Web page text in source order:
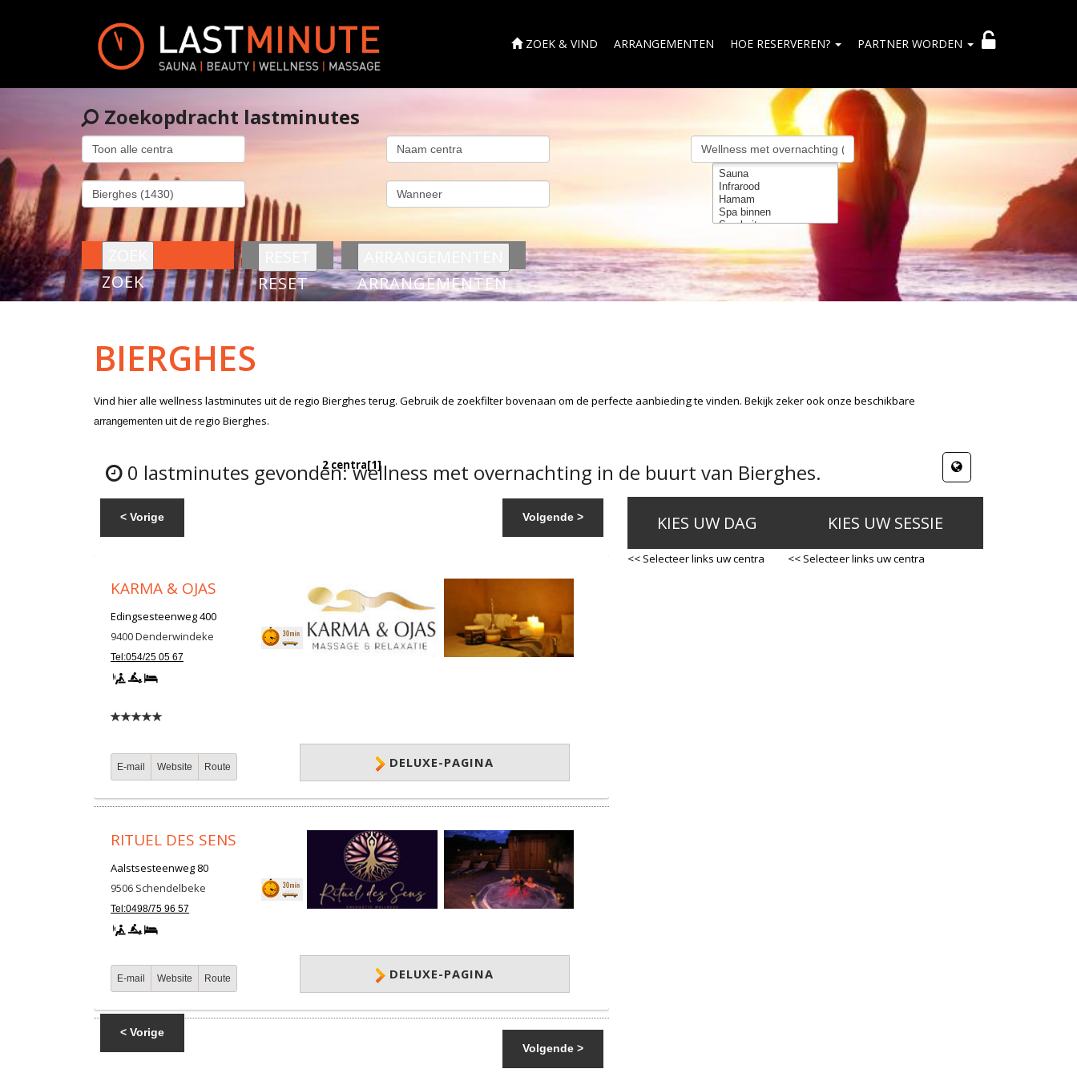
ZOEK & VIND ARRANGEMENTEN HOE RESERVEREN? PARTNER WORDEN
Zoekopdracht lastminutes
ZOEK RESET ARRANGEMENTEN
BIERGHES
Vind hier alle wellness lastminutes uit de regio Bierghesterug. Gebruik de zoekfilter bovenaan om de perfecte aanbieding te vinden. Bekijk zeker ook onze beschikbare
arrangementen uit de regio Bierghes.
0 lastminutes gevonden: wellness met overnachting in de buurt van Bierghes.
< Vorige Volgende >
2 centra[1]
KARMA & OJAS
Edingsesteenweg 400
9400Denderwindeke
Tel:054/25 05 67
E-mail Website Route DELUXE-PAGINA
RITUEL DES SENS
Aalstsesteenweg 80
9506 Schendelbeke
Tel:0498/75 96 57
E-mail Website Route DELUXE-PAGINA
< Vorige
Volgende >
KIES UW DAG
<< Selecteer links uw centra
KIES UW SESSIE
<< Selecteer links uw centra